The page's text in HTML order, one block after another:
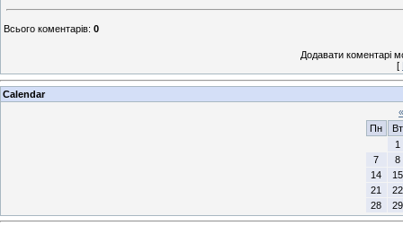
Всього коментарів: 0
Додавати коментарі
[
Calendar
«
Пн
Вт
1
7
8
14
15
21
22
28
29